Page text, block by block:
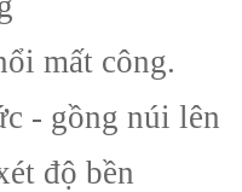
mất công.
- gồng núi lên
độ bền